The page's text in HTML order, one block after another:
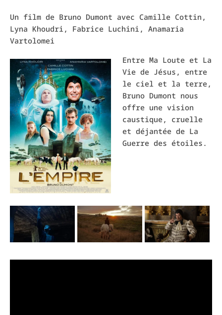
Un film de Bruno Dumont avec Camille Cottin,
Lyna Khoudri, Fabrice Luchini, Anamaria
Vartolomei
Entre Ma Loute et La
Vie de Jésus, entre
le ciel et la terre,
Bruno Dumont nous
offre une vision
caustique, cruelle
et déjantée de La
Guerre des étoiles.